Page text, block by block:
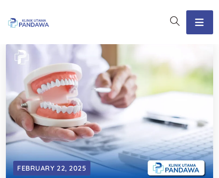
FEBRUARY 22, 2025